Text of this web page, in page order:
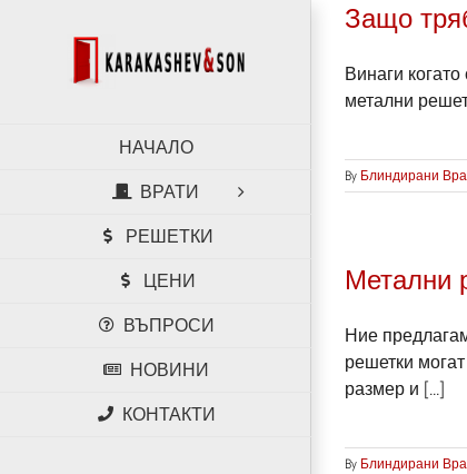
НАЧАЛО
ВРАТИ
РЕШЕТКИ
ЦЕНИ
ВЪПРОСИ
НОВИНИ
КОНТАКТИ
Защо
Винаги
метални
By Блиндирани
Метални
Ние
решетки
размер и [...]
By Блиндирани